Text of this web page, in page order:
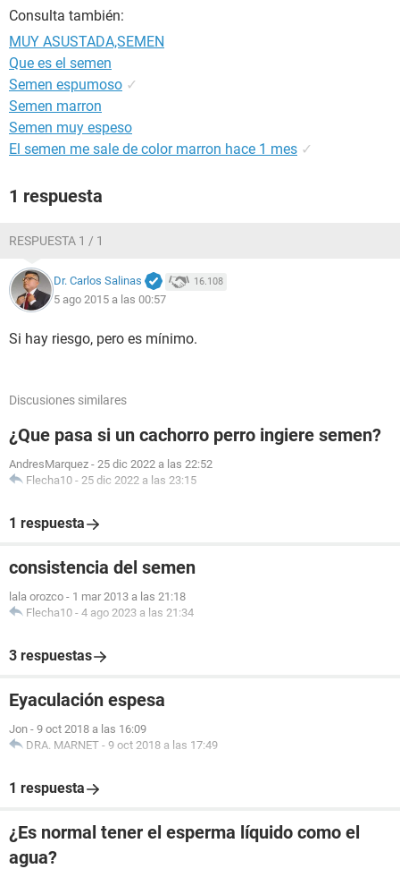
Consulta también:
MUY ASUSTADA,SEMEN
Que es el semen
Semen espumoso ✓
Semen marron
Semen muy espeso
El semen me sale de color marron hace 1 mes ✓
1 respuesta
RESPUESTA 1 / 1
Dr. Carlos Salinas 16.108
5 ago 2015 a las 00:57
Si hay riesgo, pero es mínimo.
Discusiones similares
¿Que pasa si un cachorro perro ingiere semen?
AndresMarquez - 25 dic 2022 a las 22:52
Flecha10 - 25 dic 2022 a las 23:15
1 respuesta
consistencia del semen
lala orozco - 1 mar 2013 a las 21:18
Flecha10 - 4 ago 2023 a las 21:34
3 respuestas
Eyaculación espesa
Jon - 9 oct 2018 a las 16:09
DRA. MARNET - 9 oct 2018 a las 17:49
1 respuesta
¿Es normal tener el esperma líquido como el
agua?